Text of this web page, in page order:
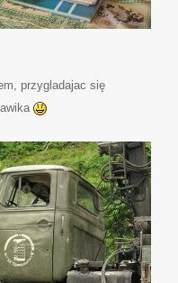
przygladajac się